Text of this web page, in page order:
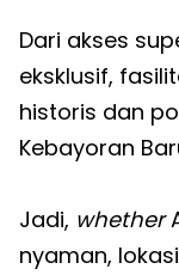
Dari akses
eksklusif,
historis dan
Kebayoran
Jadi, whether
nyaman,